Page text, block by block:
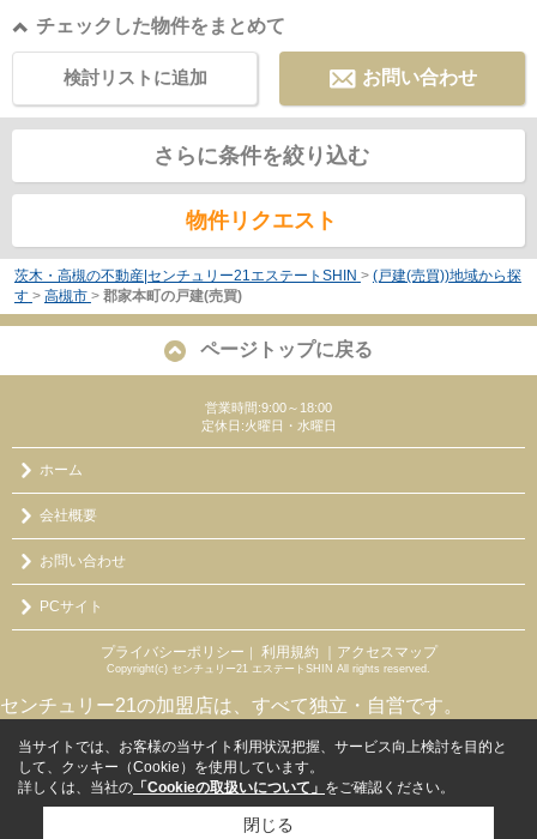
チェックした物件をまとめて
お問い合わせ
検討リストに追加
さらに条件を絞り込む
物件リクエスト
茨木・高槻の不動産|センチュリー21エステートSHIN > (戸建(売買))地域から探
す > 高槻市 > 郡家本町の戸建(売買)
ページトップに戻る
営業時間:9:00～18:00
定休日:火曜日・水曜日
ホーム
会社概要
お問い合わせ
PCサイト
プライバシーポリシー ｜ 利用規約 ｜アクセスマップ
Copyright(c) センチュリー21 エステートSHIN All rights reserved.
センチュリー21の加盟店は、すべて独立・自営です。
当サイトでは、お客様の当サイト利用状況把握、サービス向上検討を目的と
して、クッキー（Cookie）を使用しています。
詳しくは、当社の 「Cookieの取扱いについて」 をご確認ください。
閉じる